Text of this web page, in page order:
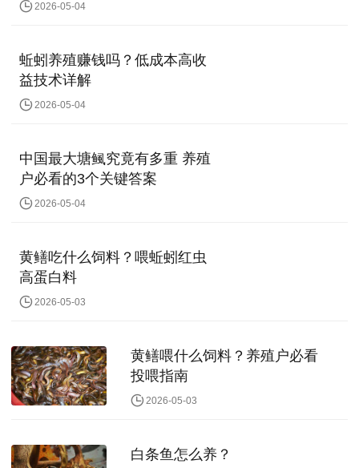
2026-05-04
蚯蚓养殖赚钱吗？低成本高收
益技术详解
2026-05-04
中国最大塘鲺究竟有多重 养殖
户必看的3个关键答案
2026-05-04
黄鳝吃什么饲料？喂蚯蚓红虫
高蛋白料
2026-05-03
黄鳝喂什么饲料？养殖户必看
投喂指南
2026-05-03
白条鱼怎么养？